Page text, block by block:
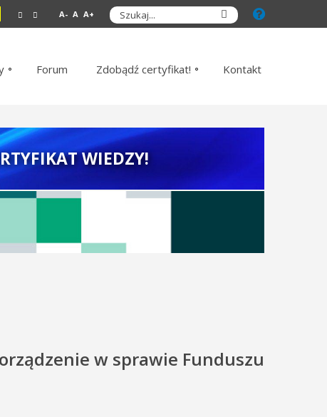
A- A A+
Forum Zdobądź certyfikat! Kontakt
WIEDZY!
w sprawie Funduszu